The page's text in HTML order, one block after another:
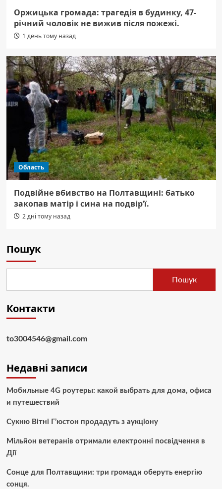
Оржицька громада: трагедія в будинку, 47-
річний чоловік не вижив після пожежі.
1 день тому назад
Область
Подвійне вбивство на Полтавщині: батько
закопав матір і сина на подвір’ї.
2 дні тому назад
Пошук
Пошук
Контакти
to3004546@gmail.com
Недавні записи
Мобильные 4G роутеры: какой выбрать для дома, офиса
и путешествий
Сукню Вітні Г’юстон продадуть з аукціону
Мільйон ветеранів отримали електронні посвідчення в
Дії
Сонце для Полтавщини: три громади оберуть енергію
сонця.